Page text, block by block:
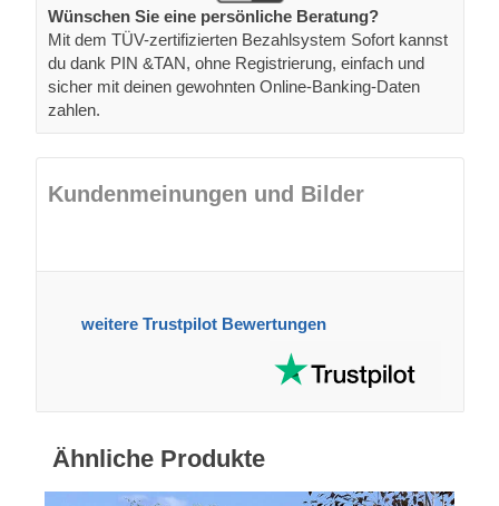
Wünschen Sie eine persönliche Beratung?
Mit dem TÜV-zertifizierten Bezahlsystem Sofort kannst
du dank PIN &TAN, ohne Registrierung, einfach und
sicher mit deinen gewohnten Online-Banking-Daten
zahlen.
Kundenmeinungen und Bilder
weitere Trustpilot Bewertungen
Ähnliche Produkte